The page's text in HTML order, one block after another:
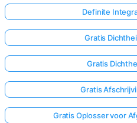
Definite
Gratis
Gratis
Gratis
Gratis Oplosser voor